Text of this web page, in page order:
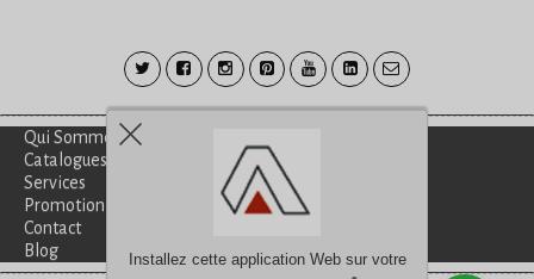
Qui Sommes-Nous?
Catalogues
Services
Promotion
Contact
Blog
Installez cette application Web sur votre